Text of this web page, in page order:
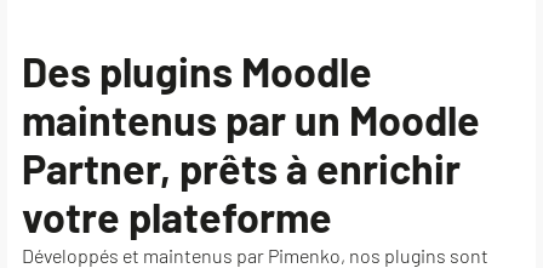
Des plugins Moodle
maintenus par un Moodle
Partner, prêts à enrichir
votre plateforme
Développés et maintenus par Pimenko, nos plugins sont